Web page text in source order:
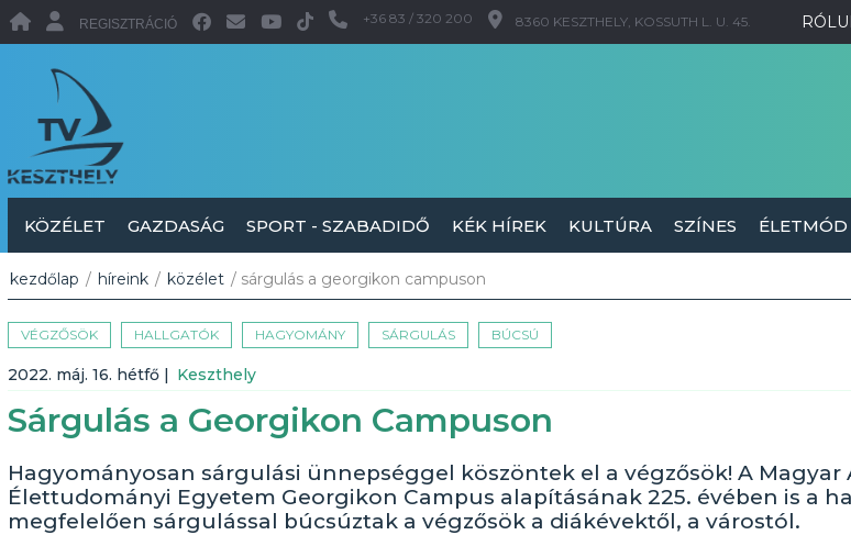
REGISZTRÁCIÓ +36 83 / 320 200 8360 KESZTHELY, KOSSUTH L. U. 45.
KÖZÉLET GAZDASÁG SPORT - SZABADIDŐ KÉK HÍREK KULTÚRA SZÍNES
kezdőlap / híreink / közélet / sárgulás a georgikon campuson
VÉGZŐSÖK HALLGATÓK HAGYOMÁNY SÁRGULÁS BÚCSÚ
2022. máj. 16. hétfő | Keszthely
Sárgulás a Georgikon Campuson
Hagyományosan sárgulási ünnepséggel köszöntek el a végzősök! A Magyar
Élettudományi Egyetem Georgikon Campus alapításának 225. évében is a
megfelelően sárgulással búcsúztak a végzősök a diákévektől, a várostól.